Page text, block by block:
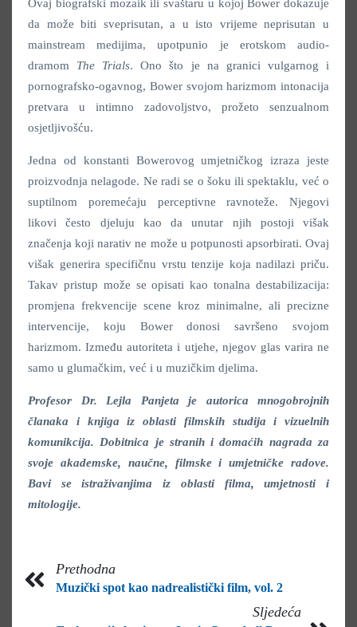
Ovaj biografski mozaik ili svaštaru u kojoj Bower dokazuje
da može biti sveprisutan, a u isto vrijeme neprisutan u
mainstream medijima, upotpunio je erotskom audio-
dramom The Trials. Ono što je na granici vulgarnog i
pornografsko-ogavnog, Bower svojom harizmom intonacija
pretvara u intimno zadovoljstvo, prožeto senzualnom
osjetljivošću.
Jedna od konstanti Bowerovog umjetničkog izraza jeste
proizvodnja nelagode. Ne radi se o šoku ili spektaklu, već o
suptilnom poremećaju perceptivne ravnoteže. Njegovi
likovi često djeluju kao da unutar njih postoji višak
značenja koji narativ ne može u potpunosti apsorbirati. Ovaj
višak generira specifičnu vrstu tenzije koja nadilazi priču.
Takav pristup može se opisati kao tonalna destabilizacija:
promjena frekvencije scene kroz minimalne, ali precizne
intervencije, koju Bower donosi savršeno svojom
harizmom. Između autoriteta i utjehe, njegov glas varira ne
samo u glumačkim, već i u muzičkim djelima.
Profesor Dr. Lejla Panjeta je autorica mnogobrojnih
članaka i knjiga iz oblasti filmskih studija i vizuelnih
komunikcija. Dobitnica je stranih i domaćih nagrada za
svoje akademske, naučne, filmske i umjetničke radove.
Bavi se istraživanjima iz oblasti filma, umjetnosti i
mitologije.
Prethodna
Muzički spot kao nadrealistički film, vol. 2
Sljedeća